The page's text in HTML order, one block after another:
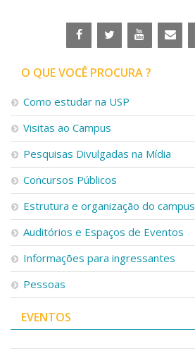
Iniciação Científica
Transferência de Tecnologia
Extensão à Comunidade
Projetos, Programas e Cursos
Artes, Cultura e Esportes
Museus e Espaços Interativos
Serviços
Bibliotecas
Apoio ao Estudante
Segurança, Trânsito e Prevenção
RH, Administrativo e Financeiro
Outros serviços
Comunicação
Assessorias e Mídias
Aplicativos e Sites
Jornal da USP
Agenda de Eventos
Defesa de Teses
O QUE VOCÊ PROCURA ?
Como estudar na USP
Visitas ao Campus
Pesquisas Divulgadas na Mídia
Concursos Públicos
Estrutura e organização do campus
Auditórios e Espaços de Eventos
Informações para ingressantes
Pessoas
EVENTOS